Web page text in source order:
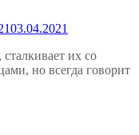
03.04.2021
их со
но всегда говорит